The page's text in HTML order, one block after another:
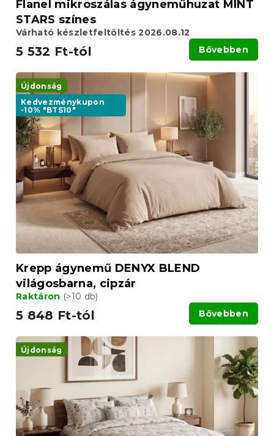
Flanel mikroszálas ágyneműhuzat MINT
STARS színes
Várható készletfeltöltés 2026.08.12
5 532 Ft-tól Bővebben
Újdonság
Kedvezménykupon
-10% "BTS10"
Krepp ágynemű DENYX BLEND
világosbarna, cipzár
Raktáron (>10 db)
5 848 Ft-tól Bővebben
Újdonság